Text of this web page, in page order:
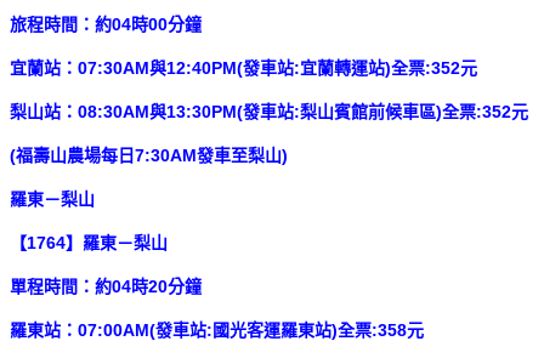
旅程時間：約04時00分鐘
宜蘭站：07:30AM與12:40PM(發車站:宜蘭轉運站)全票:352元
梨山站：08:30AM與13:30PM(發車站:梨山賓館前候車區)全票:352元
(福壽山農場每日7:30AM發車至梨山)
羅東－梨山
【1764】羅東－梨山
單程時間：約04時20分鐘
羅東站：07:00AM(發車站:國光客運羅東站)全票:358元